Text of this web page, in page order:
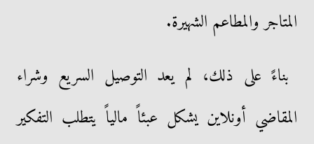
المتاجر والمطاعم الشهيرة.
​بناءً على ذلك، لم يعد التوصيل السريع وشراء
المقاضي أونلاين يشكل عبئاً مالياً يتطلب التفكير